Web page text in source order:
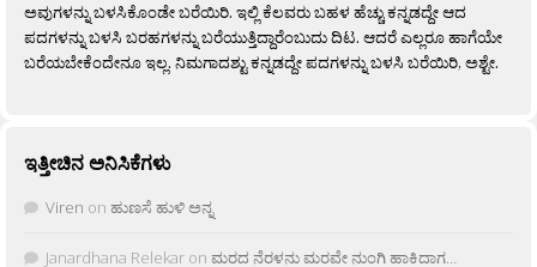
ಅವುಗಳನ್ನು ಬಳಸಿಕೊಂಡೇ ಬರೆಯಿರಿ. ಇಲ್ಲಿ ಕೆಲವರು ಬಹಳ ಹೆಚ್ಚು ಕನ್ನಡದ್ದೇ ಆದ
ಪದಗಳನ್ನು ಬಳಸಿ ಬರಹಗಳನ್ನು ಬರೆಯುತ್ತಿದ್ದಾರೆಂಬುದು ದಿಟ. ಆದರೆ ಎಲ್ಲರೂ ಹಾಗೆಯೇ
ಬರೆಯಬೇಕೆಂದೇನೂ ಇಲ್ಲ. ನಿಮಗಾದಶ್ಟು ಕನ್ನಡದ್ದೇ ಪದಗಳನ್ನು ಬಳಸಿ ಬರೆಯಿರಿ, ಅಶ್ಟೇ.
ಇತ್ತೀಚಿನ ಅನಿಸಿಕೆಗಳು
Viren on ಹುಣಸೆ ಹುಳಿ ಅನ್ನ
Janardhana Relekar on ಮರದ ನೆರಳನು ಮರವೇ ನುಂಗಿ ಹಾಕಿದಾಗ…